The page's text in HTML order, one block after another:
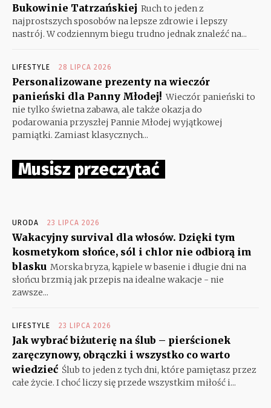
Bukowinie Tatrzańskiej Ruch to jeden z
najprostszych sposobów na lepsze zdrowie i lepszy
nastrój. W codziennym biegu trudno jednak znaleźć na...
LIFESTYLE 28 LIPCA 2026
Personalizowane prezenty na wieczór
panieński dla Panny Młodej! Wieczór panieński to
nie tylko świetna zabawa, ale także okazja do
podarowania przyszłej Pannie Młodej wyjątkowej
pamiątki. Zamiast klasycznych...
Musisz przeczytać
URODA 23 LIPCA 2026
Wakacyjny survival dla włosów. Dzięki tym
kosmetykom słońce, sól i chlor nie odbiorą im
blasku Morska bryza, kąpiele w basenie i długie dni na
słońcu brzmią jak przepis na idealne wakacje - nie
zawsze...
LIFESTYLE 23 LIPCA 2026
Jak wybrać biżuterię na ślub – pierścionek
zaręczynowy, obrączki i wszystko co warto
wiedzieć Ślub to jeden z tych dni, które pamiętasz przez
całe życie. I choć liczy się przede wszystkim miłość i...